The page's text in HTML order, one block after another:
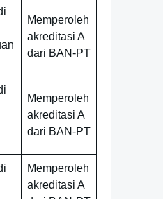
Memperoleh
akreditasi A
dari BAN-PT
Memperoleh
akreditasi A
dari BAN-PT
Memperoleh
akreditasi A